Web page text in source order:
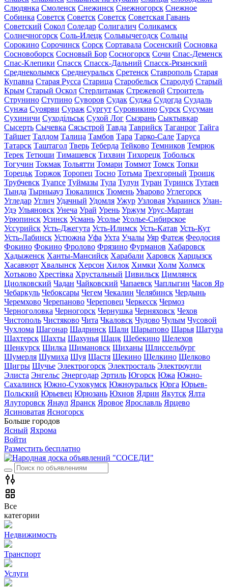
Слюдянка Смоленск Снежинск Снежногорск Снежное
Собинка Советск Советск Советск Советская Гавань
Советский Сокол Соледар Солигалич Соликамск
Солнечногорск Соль-Илецк Сольвычегодск Сольцы
Сорокино Сорочинск Сорск Сортавала Сосенский Сосновка
Сосновоборск Сосновый Бор Сосногорск Сочи Спас-Деменск
Спас-Клепики Спасск Спасск-Дальний Спасск-Рязанский
Среднеколымск Среднеуральск Сретенск Ставрополь Старая
Купавна Старая Русса Старица Старобельск Стародуб Старый
Крым Старый Оскол Стерлитамак Стрежевой Строитель
Струнино Ступино Суворов Судак Суджа Судогда Суздаль
Сунжа Суоярви Сураж Сургут Суровикино Сурск Сусуман
Сухиничи Суходільськ Сухой Лог Сызрань Сыктывкар
Сысерть Сычевка Сясьстрой Тавда Таврийск Таганрог Тайга
Тайшет Талдом Талица Тамбов Тара Тарко-Сале Таруса
Татарск Таштагол Тверь Теберда Тейково Темников Темрюк
Терек Тетюши Тимашевск Тихвин Тихорецк Тобольск
Тогучин Токмак Тольятти Томари Томмот Томск Топки
Торецьк Торжок Торопец Тосно Тотьма Трехгорный Троицк
Трубчевск Туапсе Туймазы Тула Тулун Туран Туринск Тутаев
Тында Тырныауз Тюкалинск Тюмень Уварово Углегорск
Угледар Углич Удачный Удомля Ужур Узловая Украинск Улан-
Удэ Ульяновск Унеча Урай Урень Уржум Урус-Мартан
Урюпинск Усинск Усмань Усолье Усолье-Сибирское
Уссурийск Усть-Джегута Усть-Илимск Усть-Катав Усть-Кут
Усть-Лабинск Устюжна Уфа Ухта Учалы Уяр Фатеж Феодосия
Фокино Фокино Фролово Фрязино Фурманов Хабаровск
Хадыженск Ханты-Мансийск Харабали Харовск Харцызск
Хасавюрт Хвалынск Херсон Хилок Химки Холм Холмск
Хотьково Хрестівка Хрустальный Цивильск Цимлянск
Циолковский Чадан Чайковский Чапаевск Чаплыгин Часов Яр
Чебаркуль Чебоксары Чегем Чекалин Челябинск Чердынь
Черемхово Черепаново Череповец Черкесск Чермоз
Черноголовка Черногорск Чернушка Черняховск Чехов
Чистополь Чистяково Чита Чкаловск Чудово Чулым Чусовой
Чухлома Шагонар Шадринск Шали Шарыпово Шарья Шатура
Шахтерск Шахты Шахунья Шацк Шебекино Шелехов
Шенкурск Шилка Шимановск Шиханы Шлиссельбург
Шумерля Шумиха Шуя Щастя Щекино Щелкино Щелково
Щигры Щучье Электрогорск Электросталь Электроугли
Элиста Энгельс Энергодар Эртиль Югорск Южа Южно-
Сахалинск Южно-Сухокумск Южноуральск Юрга Юрьев-
Польский Юрьевец Юрюзань Юхнов Ядрин Якутск Ялта
Ялуторовск Янаул Яранск Яровое Ярославль Ярцево
Ясиноватая Ясногорск
Больше городов
Ясный Яхрома
Войти
Разместить бесплатно
Все
категории
Недвижимость
Транспорт
Услуги